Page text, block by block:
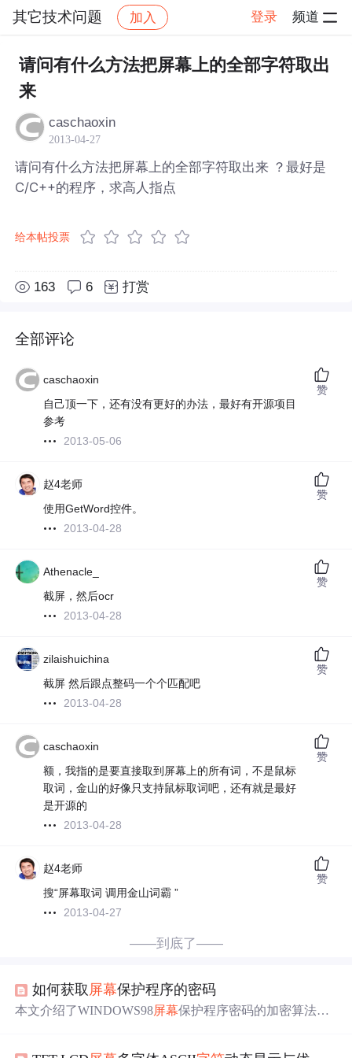
其它技术问题 加入 登录 频道
社区 其它技术问题 帖子详情
请问有什么方法把屏幕上的全部字符取出
来
caschaoxin
2013-04-27
请问有什么方法把屏幕上的全部字符取出来 ？最好是
C/C++的程序，求高人指点
给本帖投票
163 6 打赏
全部评论
caschaoxin
自己顶一下，还有没有更好的办法，最好有开源项目
参考
2013-05-06
赞
赵4老师
使用GetWord控件。
2013-04-28
赞
Athenacle_
截屏，然后ocr
2013-04-28
赞
zilaishuichina
截屏 然后跟点整码一个个匹配吧
2013-04-28
赞
caschaoxin
额，我指的是要直接取到屏幕上的所有词，不是鼠标
取词，金山的好像只支持鼠标取词吧，还有就是最好
是开源的
2013-04-28
赞
赵4老师
搜“屏幕取词 调用金山词霸 ”
2013-04-27
赞
——到底了——
如何获取 屏幕保护程序的密码
本文介绍了WINDOWS98屏幕保护程序密码的加密算法，